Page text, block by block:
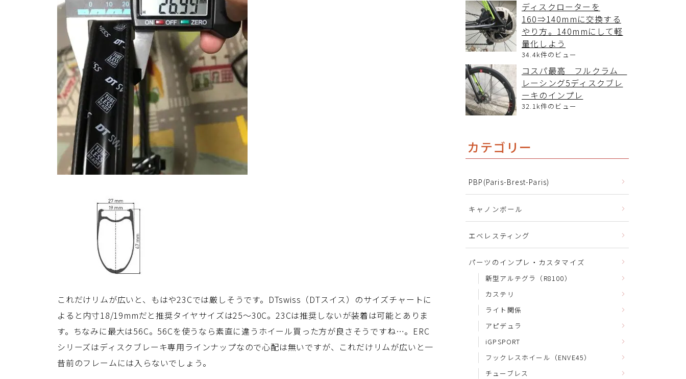
これだけリムが広いと、もはや23Cでは厳しそうです。DTswiss（DTスイス）のサイズチャートに
よると内寸18/19mmだと推奨タイヤサイズは25～30C。23Cは推奨しないが装着は可能とありま
す。ちなみに最大は56C。56Cを使うなら素直に違うホイール買った方が良さそうですね…。ERC
シリーズはディスクブレーキ専用ラインナップなので心配は無いですが、これだけリムが広いと一
昔前のフレームには入らないでしょう。
ディスクローターを
160⇒140mmに交換する
やり方。140mmにして軽
量化しよう
34.4k件のビュー
コスパ最高 フルクラム
レーシング5ディスクブレ
ーキのインプレ
32.1k件のビュー
カテゴリー
PBP(Paris-Brest-Paris)
キャノンボール
エベレスティング
パーツのインプレ・カスタマイズ
新型アルテグラ（R8100）
カステリ
ライト関係
アピデュラ
iGPSPORT
フックレスホイール（ENVE45）
チューブレス